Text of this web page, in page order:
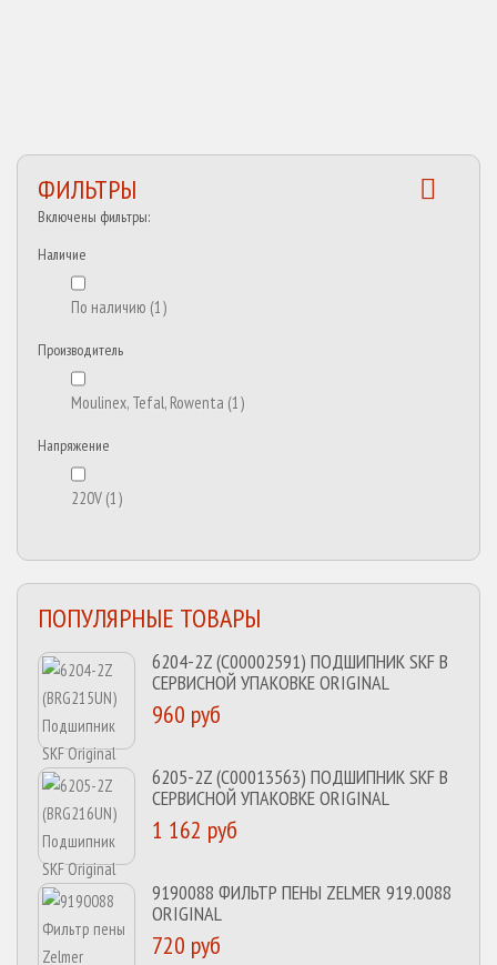
ФИЛЬТРЫ
Включены фильтры:
Наличие
По наличию (1)
Производитель
Moulinex, Tefal, Rowenta (1)
Напряжение
220V (1)
ПОПУЛЯРНЫЕ ТОВАРЫ
6204-2Z (C00002591) ПОДШИПНИК SKF В
СЕРВИСНОЙ УПАКОВКЕ ORIGINAL
960 руб
6205-2Z (C00013563) ПОДШИПНИК SKF В
СЕРВИСНОЙ УПАКОВКЕ ORIGINAL
1 162 руб
9190088 ФИЛЬТР ПЕНЫ ZELMER 919.0088
ORIGINAL
720 руб